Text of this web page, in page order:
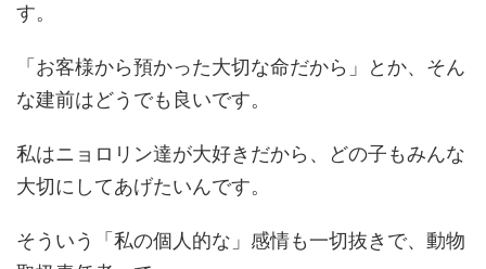
す。
「お客様から預かった大切な命だから」とか、そん
な建前はどうでも良いです。
私はニョロリン達が大好きだから、どの子もみんな
大切にしてあげたいんです。
そういう「私の個人的な」感情も一切抜きで、動物